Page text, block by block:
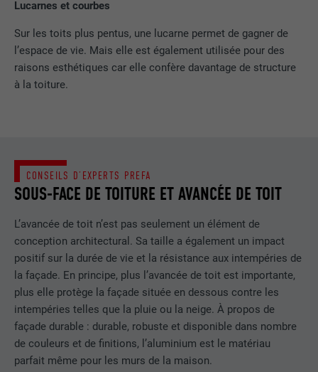
Lucarnes et courbes
Sur les toits plus pentus, une lucarne permet de gagner de
l’espace de vie. Mais elle est également utilisée pour des
raisons esthétiques car elle confère davantage de structure
à la toiture.
SOUS-FACE DE TOITURE ET AVANCÉE DE TOIT
CONSEILS D’EXPERTS PREFA
L’avancée de toit n’est pas seulement un élément de
conception architectural. Sa taille a également un impact
positif sur la durée de vie et la résistance aux intempéries de
la façade. En principe, plus l’avancée de toit est importante,
plus elle protège la façade située en dessous contre les
intempéries telles que la pluie ou la neige. À propos de
façade durable : durable, robuste et disponible dans nombre
de couleurs et de finitions, l’aluminium est le matériau
parfait même pour les murs de la maison.
EXPIRATION 1 an
Utilisé par Google DoubleClick pour
enregistrer et signaler les actions d'un
d'une publicité et d'afficher des
publicités plus ciblées pour l'utilisateur.
_pin_unauth
EXPIRATION 1 an
UTILITÉ
Est utilisé par Pinterest pour suivre
l'utilisation des services.